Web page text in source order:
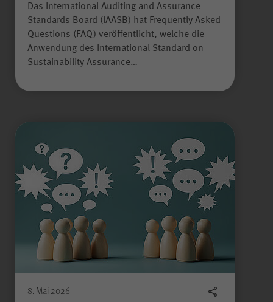
Das International Auditing and Assurance
Standards Board (IAASB) hat Frequently Asked
Questions (FAQ) veröffentlicht, welche die
Anwendung des International Standard on
Sustainability Assurance…
8. Mai 2026